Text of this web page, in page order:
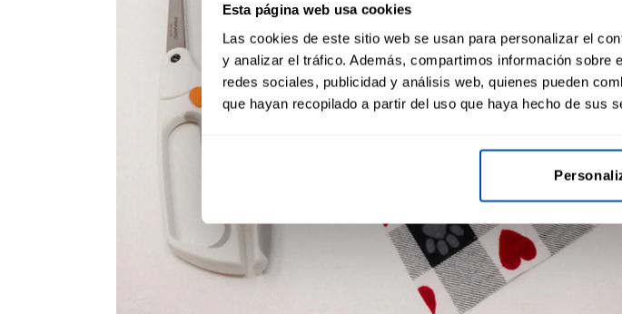
Esta página web usa cookies
Las cookies de este sitio web se usan para personalizar el
y analizar el tráfico. Además, compartimos información sobre
redes sociales, publicidad y análisis web, quienes pueden
que hayan recopilado a partir del uso que haya hecho de sus